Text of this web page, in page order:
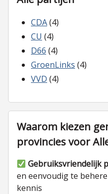
CDA(4)
CU (4)
D66 (4)
GroenLinks (4)
VVD (4)
Waarom kiezen
provincies voor
Gebruiksvriendelijk
en eenvoudig te
kennis